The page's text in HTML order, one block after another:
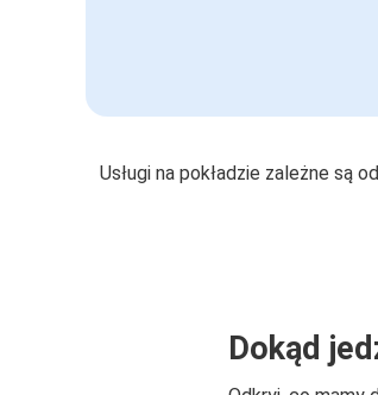
Usługi na pokładzie zależne są
Dokąd